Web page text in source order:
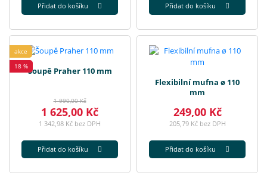
Přidat do košíku Přidat do košíku
akce
18 %Šoupě Praher 110 mm
1 990,00 Kč
1 625,00 Kč
1 342,98 Kč bez DPH
Přidat do košíku
Flexibilní mufna ø 110
mm
249,00 Kč
205,79 Kč bez DPH
Přidat do košíku